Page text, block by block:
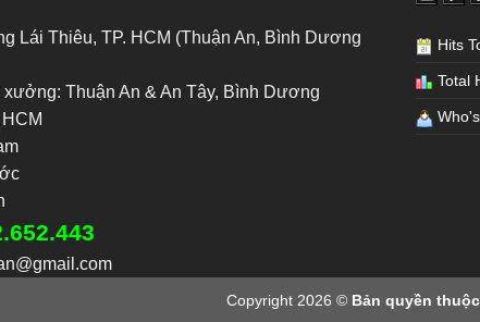
Lái Thiêu, TP. HCM (Thuận An, Bình Dương
xưởng: Thuận An & An Tây, Bình Dương
Hits
Total
Copyright 2026 © Bản quyền thuộc